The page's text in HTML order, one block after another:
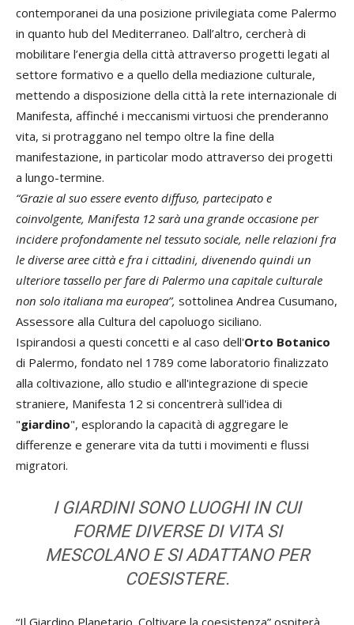
contemporanei da una posizione privilegiata come Palermo
in quanto hub del Mediterraneo. Dall’altro, cercherà di
mobilitare l’energia della città attraverso progetti legati al
settore formativo e a quello della mediazione culturale,
mettendo a disposizione della città la rete internazionale di
Manifesta, affinché i meccanismi virtuosi che prenderanno
vita, si protraggano nel tempo oltre la fine della
manifestazione, in particolar modo attraverso dei progetti
a lungo-termine.
“Grazie al suo essere evento diffuso, partecipato e
coinvolgente, Manifesta 12 sarà una grande occasione per
incidere profondamente nel tessuto sociale, nelle relazioni fra
le diverse aree città e fra i cittadini, divenendo quindi un
ulteriore tassello per fare di Palermo una capitale culturale
non solo italiana ma europea”, sottolinea Andrea Cusumano,
Assessore alla Cultura del capoluogo siciliano.
Ispirandosi a questi concetti e al caso dell'Orto Botanico
di Palermo, fondato nel 1789 come laboratorio finalizzato
alla coltivazione, allo studio e all'integrazione di specie
straniere, Manifesta 12 si concentrerà sull'idea di
"giardino", esplorando la capacità di aggregare le
differenze e generare vita da tutti i movimenti e flussi
migratori.
I GIARDINI SONO LUOGHI IN CUI
FORME DIVERSE DI VITA SI
MESCOLANO E SI ADATTANO PER
COESISTERE.
“Il Giardino Planetario. Coltivare la coesistenza” ospiterà